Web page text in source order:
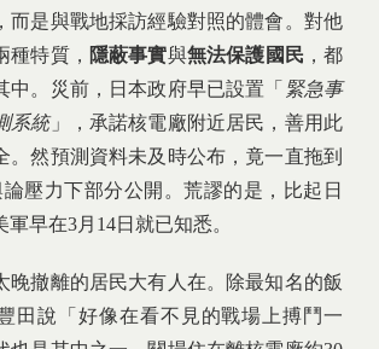
而是與戰地採訪經驗對照的體會。對他
種特質， 隱蔽事實與無法保護國民，都
中。災前，日本政府早已設置「 緊急事
系統」，承諾核電廠附近居民，善用此
。然預測資料未及時公布，竟一直拖到
壓力下部分公開。荒謬的是，比起日
早在3月14日就已知悉。
晚撤離的居民大有人在。除最知名的飯
田說「好像在看不見的戰場上搏鬥一